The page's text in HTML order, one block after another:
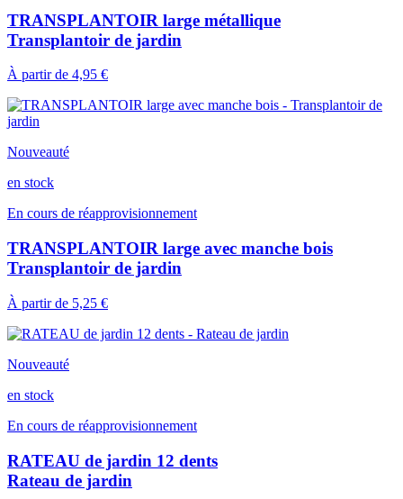
TRANSPLANTOIR large métallique
Transplantoir de jardin
À partir de 4,95 €
Nouveauté
en stock
En cours de réapprovisionnement
TRANSPLANTOIR large avec manche bois
Transplantoir de jardin
À partir de 5,25 €
Nouveauté
en stock
En cours de réapprovisionnement
RATEAU de jardin 12 dents
Rateau de jardin